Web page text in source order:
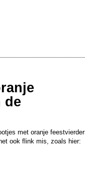
uitzicht op Mount
te veel toeristen zijn
de
met oranje
ook flink mis, zoals hier: